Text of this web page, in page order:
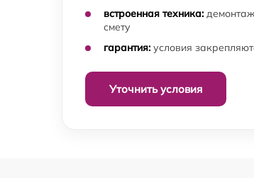
встроенная техника:
смету
гарантия: условия
Уточнить условия